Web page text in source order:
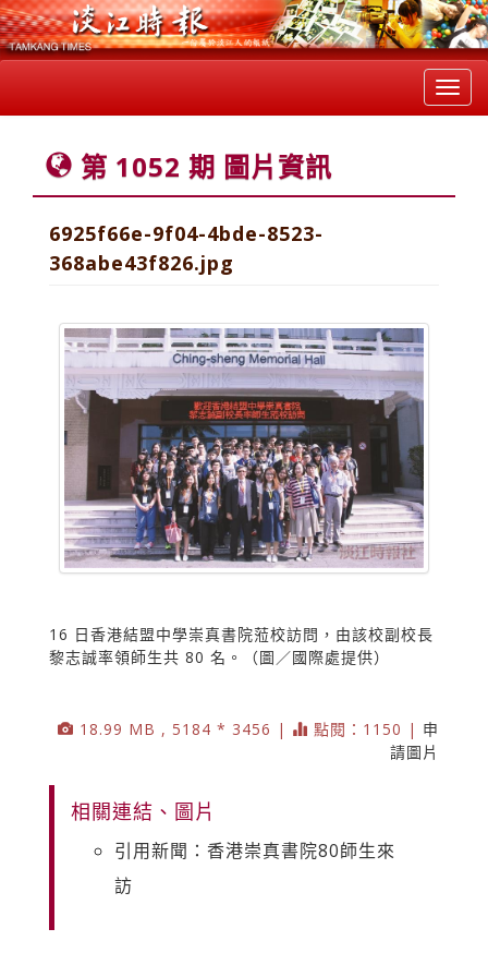
第 1052 期 圖片資訊
6925f66e-9f04-4bde-8523-
368abe43f826.jpg
16 日香港結盟中學崇真書院蒞校訪問，由該校副校長
黎志誠率領師生共 80 名。（圖／國際處提供）
18.99 MB , 5184 * 3456 | 點閱：1150 | 申
請圖片
相關連結、圖片
引用新聞：香港崇真書院80師生來
訪